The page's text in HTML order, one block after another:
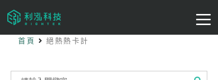
首頁 絕熱熱卡計